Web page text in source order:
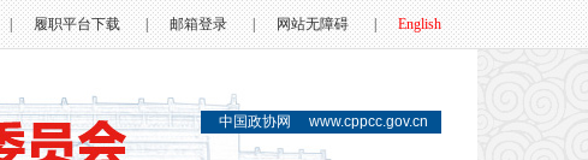
履职平台下载 | 邮箱登录 网站无障碍 | English
中国政协网 www.cppcc.gov.cn